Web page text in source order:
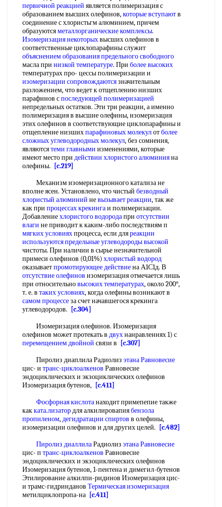
первичной реакцией является полимеризация с
образованием высших олефинов,которые вступаютв
соединение с хлористьгм алюминием, причем
образуютсяметаллорганические комплексы.
Изомеризация некоторыхвысших олефинов в
соответственные циклопарафины служит
объяснением образованияпредельного свободного
масла при низкой температуре. При более высоких
температурах про- цессы полимеризации и
изомеризации сопровождаютсязначительным
разложением, что ведет к отщеплению низших
парафинов споследующей полимеризацией
непредельных остатков. Эти три реакции, а именно
полимеризация в высшие олефины, изомеризация
этих олефинов в соответствующие циклопарафины и
отщепление низшихпарафиновых молекулотболее
сложныхуглеводородных молекул, без сомнения,
являютсятеми главными изменениями, которые
имеют место при действии хлористого алюминияна
олефины.
[c.219]
Механизм изомеризационного катализа не
вполне ясен. Установлено, что чистый безводный
хлористый алюминий невызывает реакции, так же
как при процессах крекингаи полимеризации.
Добавлениехлористого водородапри отсутствии
влаги не приводит к каким-либо последствиям п
мягких условияхпроцесса, если дляреакции
используютсяпредельные углеводороды высокой
чистоты. При наличии в сырье незначительной
примеси олефинов (0,01%) хлористый водород
оказываетпромотирующее действиена А1С1д. В
отсутствие олефинов изомеризация отмечается лишь
при относительновысоких температурах, около 200°,
т. е. в таких условиях, когда олефины возникают в
самом процессеза счет начавшегося крекинга
углеводородов.
[c.304]
Изомеризация олефинов. Изомеризация
олефинов может протекать в двухнанравленнях 1) с
перемещением двойной связи в
[c.307]
Пиролиз диаплила Радиолиз этана Равновесие
цис- и транс-циклоалкенов Равновесие
эндоциклических и экзоциклических олефинов
Изомеризация бутенов, [c.411]
Фосфорная кислотанаходит примепепие также
какката.лизатордля алкилировапиябензола
пропиленом,дегидратации спиртов в олефины,
изомеризации олефинов и для других целей.
[c.482]
Пиролиз диаллилаРадиолиз этана Равновесие
цис- п транс-циклоалкенов Равновесие
эндоциклических и экзоциклических олефинов
Изомеризация бутенов, 1-пентена и димегил-бутенов
Этилирование алкилпи-ридинов Изомеризация цис-
и трамс-гидринданов Термическая изомеризация
метилциклопропа-на [c.411]